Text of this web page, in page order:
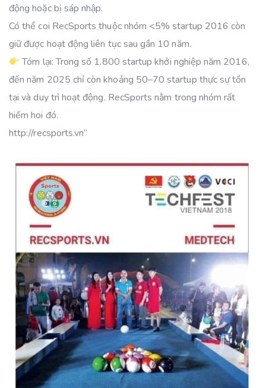
động hoặc bị sáp nhập.
Có thể coi RecSports thuộc nhóm <5% startup 2016 còn
giữ được hoạt động liên tục sau gần 10 năm.
Tóm lại: Trong số 1.800 startup khởi nghiệp năm 2016,
đến năm 2025 chỉ còn khoảng 50–70 startup thực sự tồn
tại và duy trì hoạt động. RecSports nằm trong nhóm rất
hiếm hoi đó.
http://recsports.vn”